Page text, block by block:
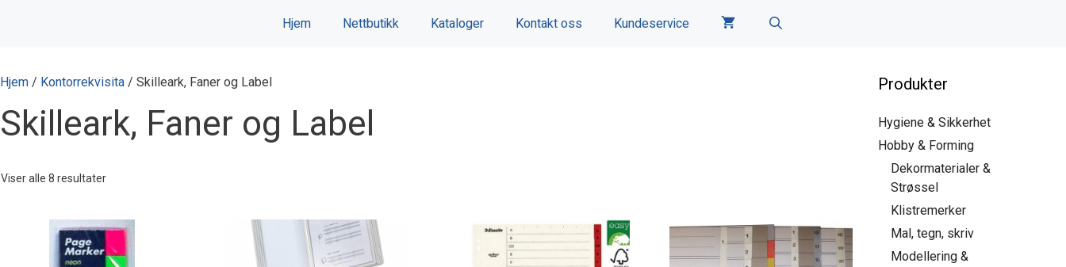
Hjem Nettbutikk Kataloger Kontakt oss Kundeservice
Hjem / Kontorrekvisita / Skilleark, Faner og Label
Skilleark, Faner og Label
Viser alle 8 resultater
Dette
produktet
Dette
produktet
Produkter
Hygiene & Sikkerhet
Hobby & Forming
Dekormaterialer &
Strøssel
Klistremerker
Mal, tegn, skriv
Modellering &